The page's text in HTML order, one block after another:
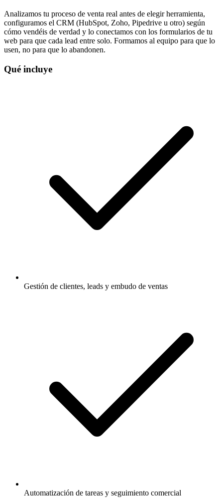
Analizamos tu proceso de venta real antes de elegir herramienta,
configuramos el CRM (HubSpot, Zoho, Pipedrive u otro) según
cómo vendéis de verdad y lo conectamos con los formularios de tu
web para que cada lead entre solo. Formamos al equipo para que lo
usen, no para que lo abandonen.
Qué incluye
Gestión de clientes, leads y embudo de ventas
Automatización de tareas y seguimiento comercial